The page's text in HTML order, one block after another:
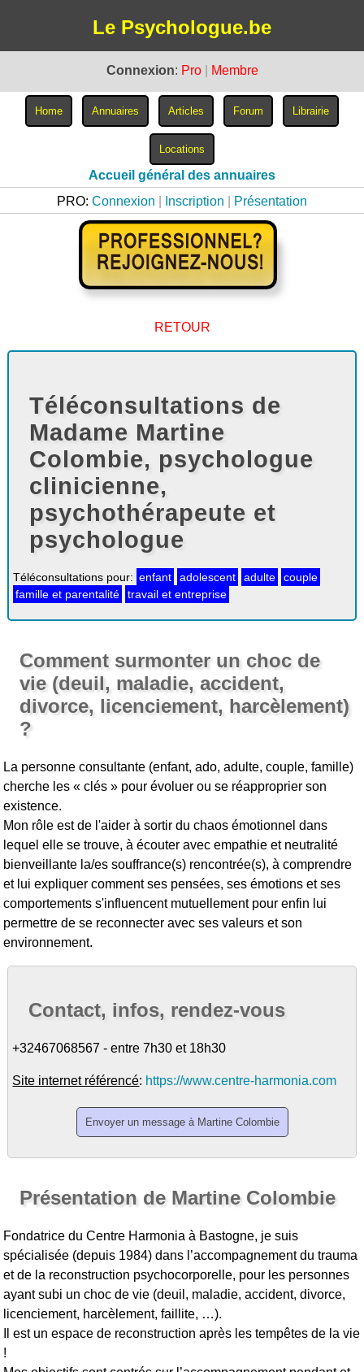
Le Psychologue.be
Connexion: Pro Membre
Accueil général des annuaires
PRO: Connexion Inscription Présentation
RETOUR
Téléconsultations de
Madame Martine
Colombie, psychologue
clinicienne,
psychothérapeute et
psychologue
Téléconsultations pour: enfant adolescent adulte
couple
famille et parentalité
travail et entreprise
Comment surmonter un choc de
vie (deuil, maladie, accident,
divorce, licenciement, harcèlement)
?
La personne consultante (enfant, ado, adulte, couple, famille)
cherche les « clés » pour évoluer ou se réapproprier son
existence.
Mon rôle est de l'aider à sortir du chaos émotionnel dans
lequel elle se trouve, à écouter avec empathie et neutralité
bienveillante la/es souffrance(s) rencontrée(s), à comprendre
et lui expliquer comment ses pensées, ses émotions et ses
comportements s'influencent mutuellement pour enfin lui
permettre de se reconnecter avec ses valeurs et son
environnement.
Contact, infos, rendez-vous
+32467068567 - entre 7h30 et 18h30
Site internet référencé: https://www.centre-harmonia.com
Présentation de Martine Colombie
Fondatrice du Centre Harmonia à Bastogne, je suis
spécialisée (depuis 1984) dans l’accompagnement du trauma
et de la reconstruction psychocorporelle, pour les personnes
ayant subi un choc de vie (deuil, maladie, accident, divorce,
licenciement, harcèlement, faillite, …).
Il est un espace de reconstruction après les tempêtes de la vie
!